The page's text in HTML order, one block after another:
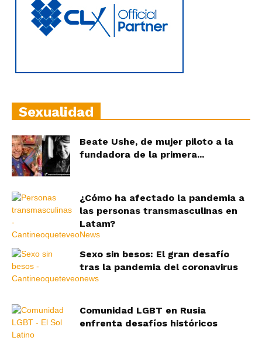
Sexualidad
Beate Ushe, de mujer piloto a la
fundadora de la primera...
¿Cómo ha afectado la pandemia a
las personas transmasculinas en
Latam?
Sexo sin besos: El gran desafío
tras la pandemia del coronavirus
Comunidad LGBT en Rusia
enfrenta desafíos históricos